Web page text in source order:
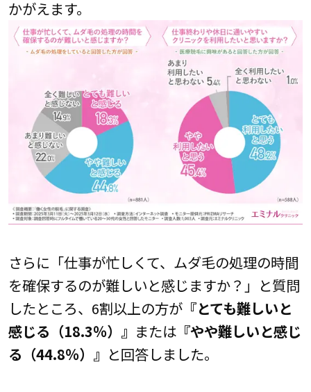
かがえます。
さらに「仕事が忙しくて、ムダ毛の処理の時間
を確保するのが難しいと感じますか？」と質問
したところ、6割以上の方が『とても難しいと
感じる（18.3％）』 または『やや難しいと感じ
る（44.8％）』 と回答しました。